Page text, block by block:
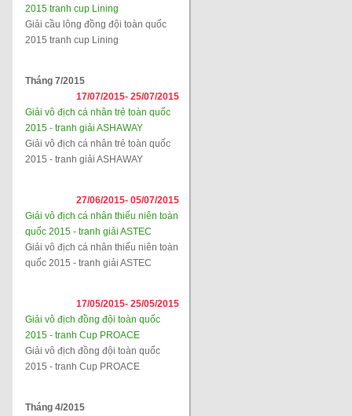
2015 tranh cup Lining
Giải cầu lông đồng đội toàn quốc
2015 tranh cup Lining
Tháng 7/2015
17/07/2015- 25/07/2015
Giải vô địch cá nhân trẻ toàn quốc
2015 - tranh giải ASHAWAY
Giải vô địch cá nhân trẻ toàn quốc
2015 - tranh giải ASHAWAY
27/06/2015- 05/07/2015
Giải vô địch cá nhân thiếu niên toàn
quốc 2015 - tranh giải ASTEC
Giải vô địch cá nhân thiếu niên toàn
quốc 2015 - tranh giải ASTEC
17/05/2015- 25/05/2015
Giải vô địch đồng đội toàn quốc
2015 - tranh Cup PROACE
Giải vô địch đồng đội toàn quốc
2015 - tranh Cup PROACE
Tháng 4/2015